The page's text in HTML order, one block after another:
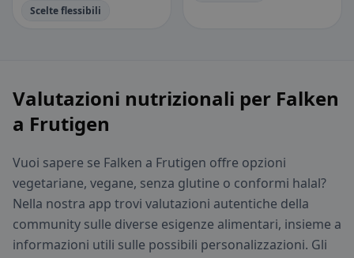
Scelte flessibili
Valutazioni nutrizionali per Falken
a Frutigen
Vuoi sapere se Falken a Frutigen offre opzioni
vegetariane, vegane, senza glutine o conformi halal?
Nella nostra app trovi valutazioni autentiche della
community sulle diverse esigenze alimentari, insieme a
informazioni utili sulle possibili personalizzazioni. Gli